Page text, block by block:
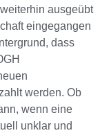
ausgeübt
eingegangen
dass
werden. Ob
wenn eine
unklar und